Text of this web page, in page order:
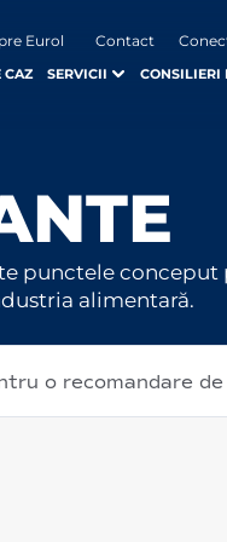
Eurol Contact
CAZ SERVICII CONSILIERI
punctele
alimentară.
o recomandare